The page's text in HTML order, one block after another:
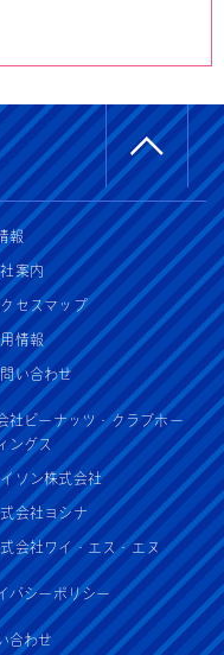
報
案内
セスマップ
情報
い合わせ
社ピーナッツ・クラブホー
ングス
ソン株式会社
会社ヨシナ
会社ワイ・エス・エヌ
バシーポリシー
合わせ